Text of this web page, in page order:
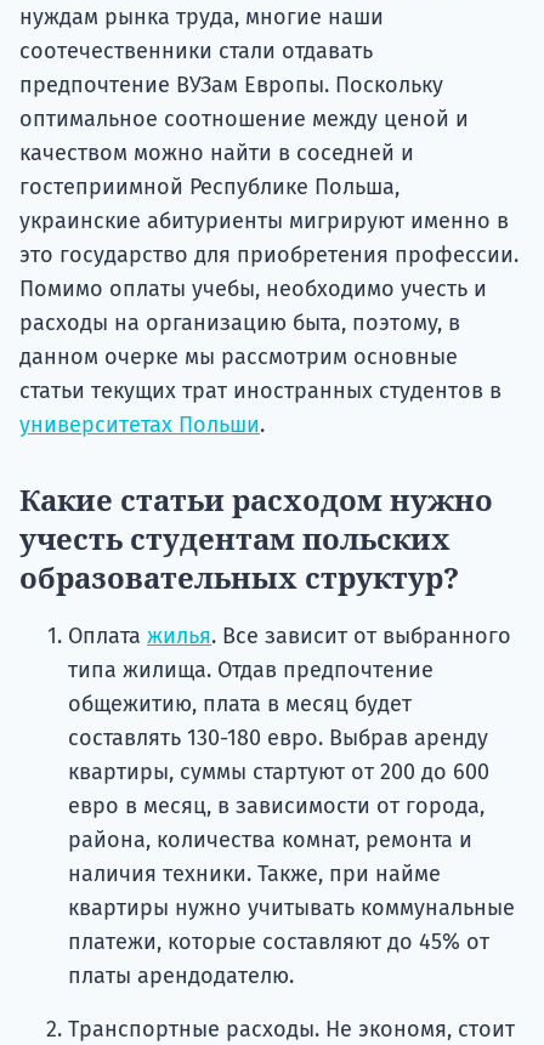
нуждам рынка труда, многие наши
соотечественники стали отдавать
предпочтение ВУЗам Европы. Поскольку
оптимальное соотношение между ценой и
качеством можно найти в соседней и
гостеприимной Республике Польша,
украинские абитуриенты мигрируют именно в
это государство для приобретения профессии.
Помимо оплаты учебы, необходимо учесть и
расходы на организацию быта, поэтому, в
данном очерке мы рассмотрим основные
статьи текущих трат иностранных студентов в
университетах Польши.
Какие статьи расходом нужно
учесть студентам польских
образовательных структур?
Оплата жилья. Все зависит от выбранного
типа жилища. Отдав предпочтение
общежитию, плата в месяц будет
составлять 130-180 евро. Выбрав аренду
квартиры, суммы стартуют от 200 до 600
евро в месяц, в зависимости от города,
района, количества комнат, ремонта и
наличия техники. Также, при найме
квартиры нужно учитывать коммунальные
платежи, которые составляют до 45% от
платы арендодателю.
Транспортные расходы. Не экономя, стоит